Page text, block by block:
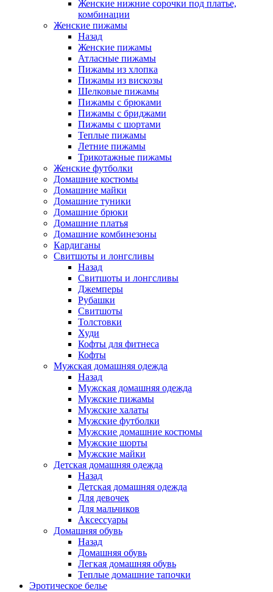
Женские нижние сорочки под платье,
комбинации
Женские пижамы
Назад
Женские пижамы
Атласные пижамы
Пижамы из хлопка
Пижамы из вискозы
Шелковые пижамы
Пижамы с брюками
Пижамы с бриджами
Пижамы с шортами
Теплые пижамы
Летние пижамы
Трикотажные пижамы
Женские футболки
Домашние костюмы
Домашние майки
Домашние туники
Домашние брюки
Домашние платья
Домашние комбинезоны
Кардиганы
Свитшоты и лонгсливы
Назад
Свитшоты и лонгсливы
Джемперы
Рубашки
Свитшоты
Толстовки
Худи
Кофты для фитнеса
Кофты
Мужская домашняя одежда
Назад
Мужская домашняя одежда
Мужские пижамы
Мужские халаты
Мужские футболки
Мужские домашние костюмы
Мужские шорты
Мужские майки
Детская домашняя одежда
Назад
Детская домашняя одежда
Для девочек
Для мальчиков
Аксессуары
Домашняя обувь
Назад
Домашняя обувь
Легкая домашняя обувь
Теплые домашние тапочки
Эротическое белье